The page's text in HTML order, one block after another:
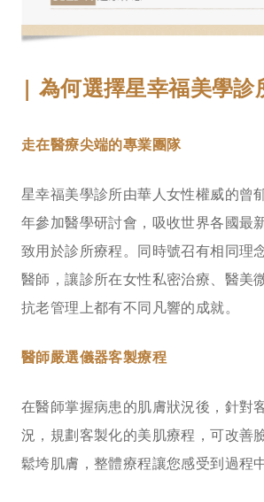
| 為何選擇星幸福美學診
走在醫療尖端的專業團隊
星幸福美學診所由華人女性權威的曾
年參加醫學研討會，吸收世界各國最
致用於診所療程。同時號召有相同理
醫師，讓診所在女性私密治療、醫美
抗老管理上都有不同凡響的成就。
醫師嚴選儀器客製療程
在醫師掌握病患的肌膚狀況後，針對
況，規劃客製化的美肌療程，可改善
鬆垮肌膚，整體療程讓您感受到過程